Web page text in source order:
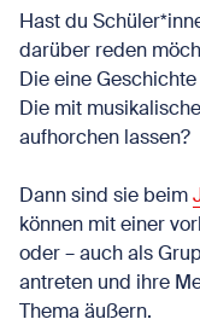
Hast du
darüber reden
Die eine
Die mit
aufhorchen lassen?
Dann sind sie beim
können mit einer
oder – auch als
antreten und ihre
Thema äußern.